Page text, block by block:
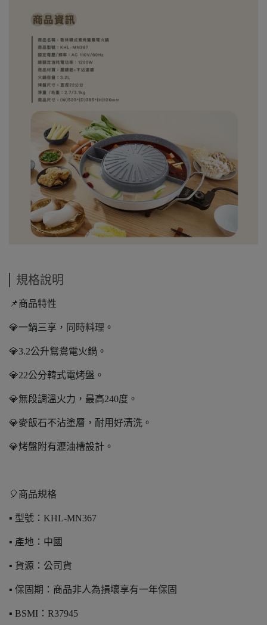
規格說明
📌商品特性
💎一鍋三享，同時料理。
💎3.2公升鴛鴦電火鍋。
💎22公分韓式電烤盤。
💎無段調溫火力，最高240度。
💎麥飯石不沾塗層，耐用好清洗。
💎烤盤附有瀝油槽設計。
🎈商品規格
▪️ 型號：KHL-MN367
▪️ 產地：中國
▪️ 貨源：公司貨
▪️ 保固期：商品非人為損壞享有一年保固
▪️ BSMI：R37945